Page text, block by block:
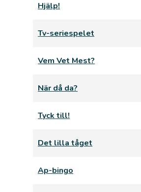
Hjälp!
Tv-seriespelet
Vem Vet Mest?
När då da?
Tyck till!
Det lilla tåget
Ap-bingo